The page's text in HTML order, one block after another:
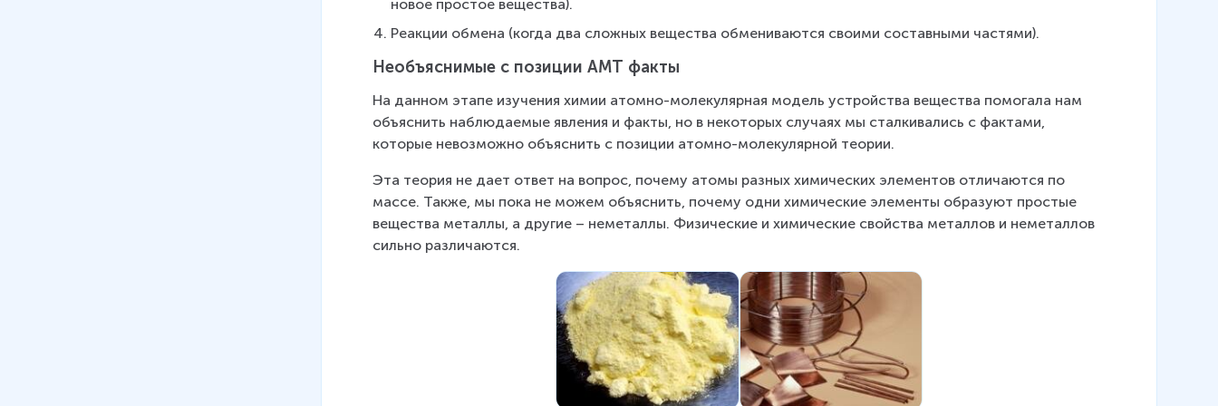
новое простое вещества).
Реакции обмена (когда два сложных вещества обмениваются своими составными частями).
Необъяснимые с позиции АМТ факты
На данном этапе изучения химии атомно-молекулярная модель устройства вещества помогала нам
объяснить наблюдаемые явления и факты, но в некоторых случаях мы сталкивались с фактами,
которые невозможно объяснить с позиции атомно-молекулярной теории.
Эта теория не дает ответ на вопрос, почему атомы разных химических элементов отличаются по
массе. Также, мы пока не можем объяснить, почему одни химические элементы образуют простые
вещества металлы, а другие – неметаллы. Физические и химические свойства металлов и неметаллов
сильно различаются.